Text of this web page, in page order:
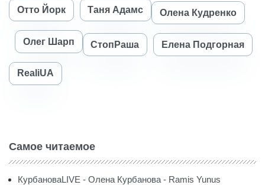
Отто Йорк Таня Адамс Олена Кудренко
Олег Шарп СтопРаша Елена Подгорная
RealiUA
Самое читаемое
КурбановаLIVE - Олена Курбанова - Ramis Yunus